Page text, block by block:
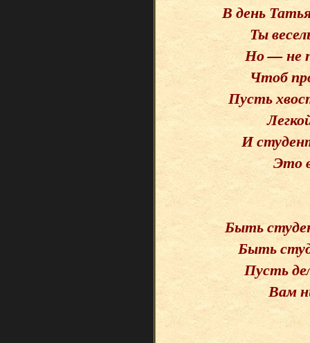
В день
Ты
Но — не
Чтоб
Пусть
И
Это
Быть
Быть
Пусть
Вам